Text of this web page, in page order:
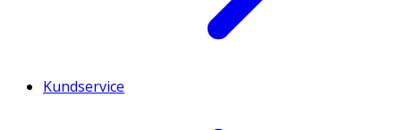
Kundservice